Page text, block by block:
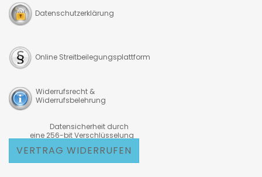
Datenschutzerklärung
Online Streitbeilegungsplattform
Widerrufsrecht &
Widerrufsbelehrung
Datensicherheit durch
eine 256-bit Verschlüsselung
VERTRAG WIDERRUFEN